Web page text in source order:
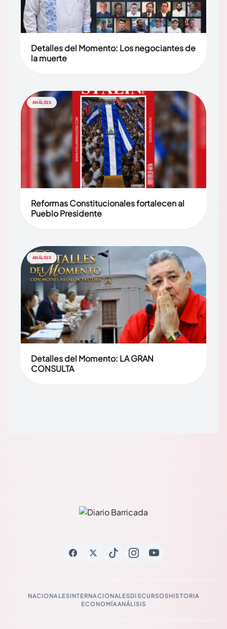
Detalles del Momento: Los negociantes de
la muerte
ANÁLISIS
Reformas Constitucionales fortalecen al
Pueblo Presidente
ANÁLISIS
Detalles del Momento: LA GRAN
CONSULTA
NACIONALESINTERNACIONALESDISCURSOSHISTORIA
ECONOMÍAANÁLISIS